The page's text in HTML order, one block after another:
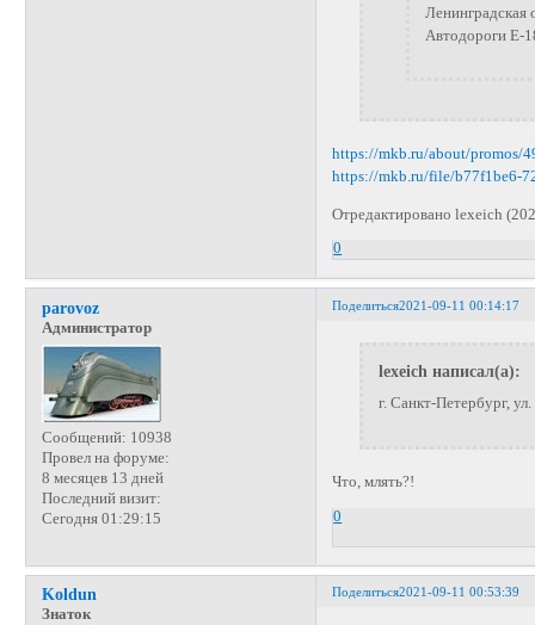
Ленинградская
Автодороги Е-
https://mkb.ru/about/promos/
https://mkb.ru/file/b77f1be6-
Отредактировано lexeich
0
Поделиться2021-09-11 00:14:17
parovoz
Администратор
Сообщений: 10938
Провел на форуме:
8 месяцев 13 дней
Последний визит:
Сегодня 01:29:15
lexeich написал(а):
г. Санкт-Петербург,
Что, млять?!
0
Поделиться2021-09-11 00:53:39
Koldun
Знаток